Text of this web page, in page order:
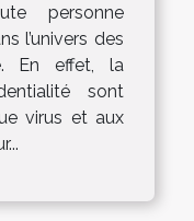
personne
l’univers des
En effet, la
sont
virus et aux